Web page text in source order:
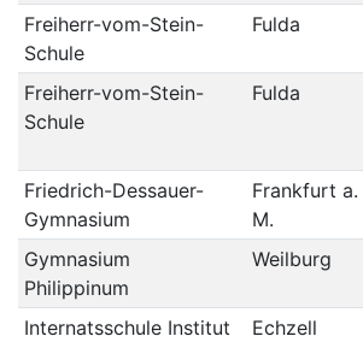
Freiherr-vom-Stein-
Schule
Fulda
Freiherr-vom-Stein-
Schule
Fulda
Friedrich-Dessauer-
Gymnasium
Frankfurt a.
M.
Gymnasium
Philippinum
Weilburg
Internatsschule Institut
Echzell